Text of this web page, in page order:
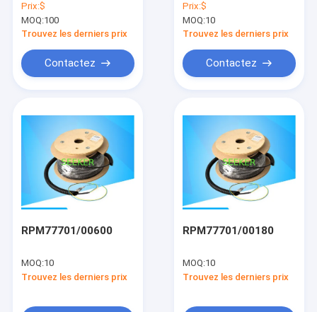
produits
A propos de nous
Visite de l'usine
Demandez une citation
Prix:$
MOQ:100
Trouvez les derniers prix
Contactez
Prix:$
MOQ:10
Trouvez les derniers prix
Contactez
RPM77701/00600
MOQ:10
Trouvez les derniers prix
RPM77701/00180
MOQ:10
Trouvez les derniers prix